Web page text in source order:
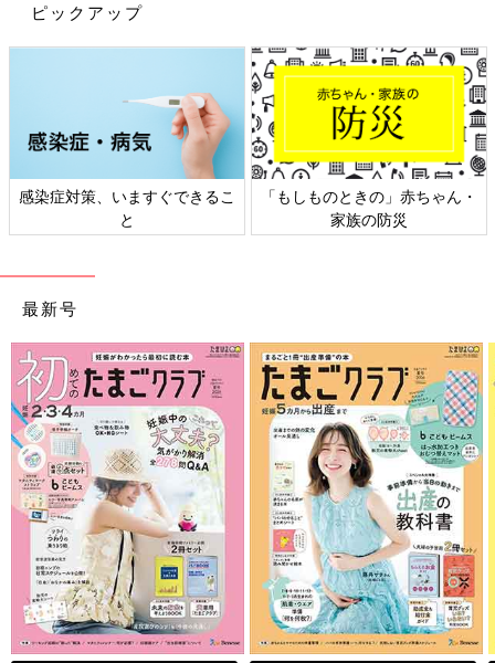
ピックアップ
感染症対策、いますぐできるこ
と
「もしものときの」赤ちゃん・
家族の防災
最新号